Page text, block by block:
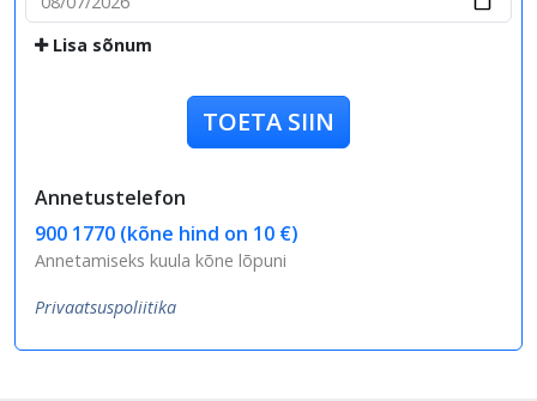
Lisa sõnum
TOETA SIIN
Annetustelefon
900 1770 (kõne hind on 10 €)
Annetamiseks kuula kõne lõpuni
Privaatsuspoliitika